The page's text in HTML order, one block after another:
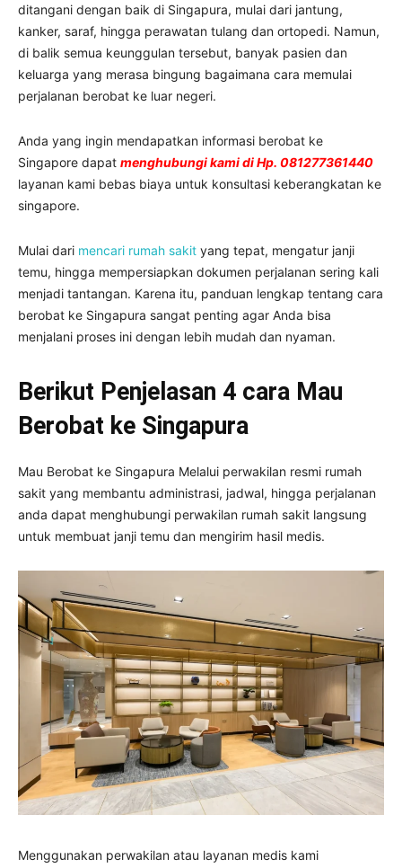
ditangani dengan baik di Singapura, mulai dari jantung,
kanker, saraf, hingga perawatan tulang dan ortopedi. Namun,
di balik semua keunggulan tersebut, banyak pasien dan
keluarga yang merasa bingung bagaimana cara memulai
perjalanan berobat ke luar negeri.
Anda yang ingin mendapatkan informasi berobat ke
Singapore dapat menghubungi kami di Hp. 081277361440
layanan kami bebas biaya untuk konsultasi keberangkatan ke
singapore.
Mulai dari mencari rumah sakit yang tepat, mengatur janji
temu, hingga mempersiapkan dokumen perjalanan sering kali
menjadi tantangan. Karena itu, panduan lengkap tentang cara
berobat ke Singapura sangat penting agar Anda bisa
menjalani proses ini dengan lebih mudah dan nyaman.
Berikut Penjelasan 4 cara Mau
Berobat ke Singapura
Mau Berobat ke Singapura Melalui perwakilan resmi rumah
sakit yang membantu administrasi, jadwal, hingga perjalanan
anda dapat menghubungi perwakilan rumah sakit langsung
untuk membuat janji temu dan mengirim hasil medis.
Menggunakan perwakilan atau layanan medis kami